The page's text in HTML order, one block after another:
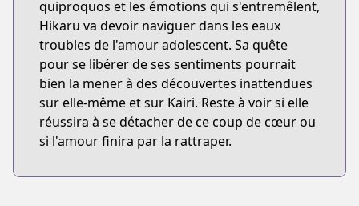
quiproquos et les émotions qui s'entremêlent,
Hikaru va devoir naviguer dans les eaux
troubles de l'amour adolescent. Sa quête
pour se libérer de ses sentiments pourrait
bien la mener à des découvertes inattendues
sur elle-même et sur Kairi. Reste à voir si elle
réussira à se détacher de ce coup de cœur ou
si l'amour finira par la rattraper.